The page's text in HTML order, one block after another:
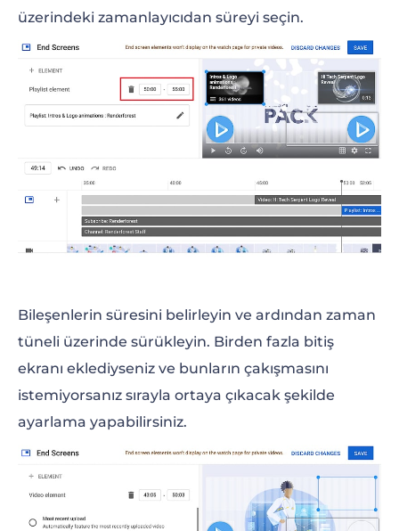
üzerindeki zamanlayıcıdan süreyi seçin.
Bileşenlerin süresini belirleyin ve ardından zaman
tüneli üzerinde sürükleyin. Birden fazla bitiş
ekranı eklediyseniz ve bunların çakışmasını
istemiyorsanız sırayla ortaya çıkacak şekilde
ayarlama yapabilirsiniz.